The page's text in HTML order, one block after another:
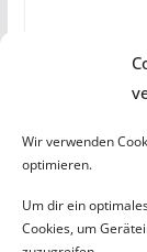
Wir verwenden
optimieren.
Um dir ein
Cookies, um
Beer-Steges“
Buntes Zeichen
Laptops für
Parteien und